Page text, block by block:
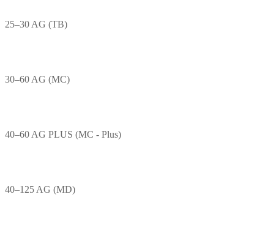
25–30 AG (TB)
30–60 AG (MC)
40–60 AG PLUS (MC - Plus)
40–125 AG (MD)